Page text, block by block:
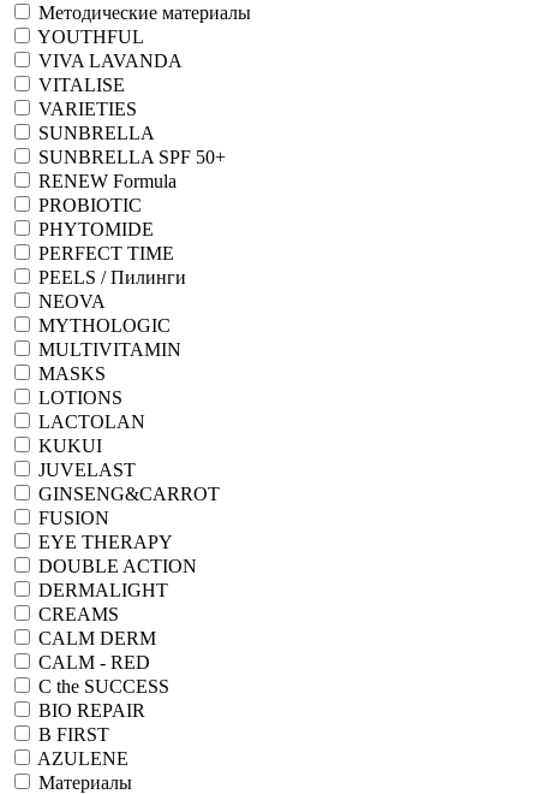
Методические материалы
YOUTHFUL
VIVA LAVANDA
VITALISE
VARIETIES
SUNBRELLA
SUNBRELLA SPF 50+
RENEW Formula
PROBIOTIC
PHYTOMIDE
PERFECT TIME
PEELS / Пилинги
NEOVA
MYTHOLOGIC
MULTIVITAMIN
MASKS
LOTIONS
LACTOLAN
KUKUI
JUVELAST
GINSENG&CARROT
FUSION
EYE THERAPY
DOUBLE ACTION
DERMALIGHT
CREAMS
CALM DERM
CALM - RED
C the SUCCESS
BIO REPAIR
B FIRST
AZULENE
Материалы